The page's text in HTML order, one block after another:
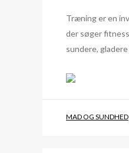
Træning er en
der søger
sundere,
MAD OG SUNDHED